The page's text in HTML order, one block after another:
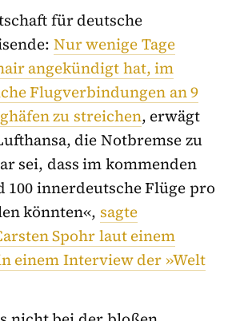
für deutsche
Nur wenige Tage
angekündigt hat, im
Flugverbindungen an 9
zu streichen, erwägt
die Notbremse zu
sei, dass im kommenden
100 innerdeutsche Flüge pro
könnten«, sagte
Spohr laut einem
einem Interview der »Welt